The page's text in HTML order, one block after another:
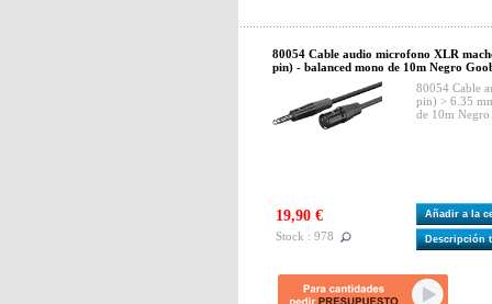
80054 Cable audio microfono XLR
pin) - balanced mono de 10m Negro
80054 Cable
pin) > 6.35
de 10m
19,90 €
Stock : 978
Añadir a la
Descripción